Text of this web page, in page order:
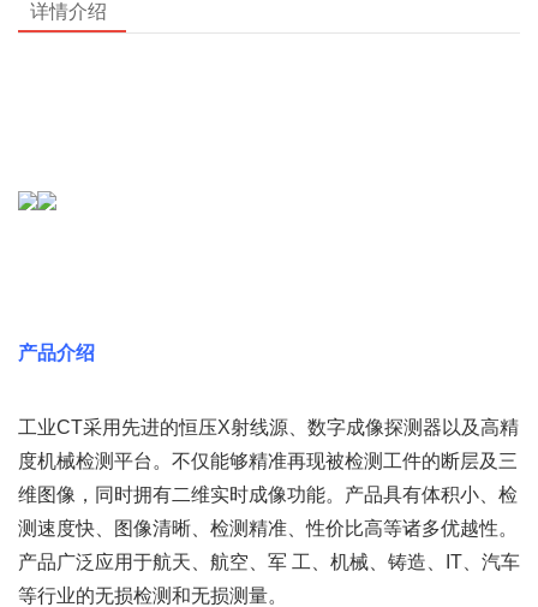
详情介绍
产品介绍
工业CT采用先进的恒压X射线源、数字成像探测器以及高精
度机械检测平台。不仅能够精准再现被检测工件的断层及三
维图像，同时拥有二维实时成像功能。产品具有体积小、检
测速度快、图像清晰、检测精准、性价比高等诸多优越性。
产品广泛应用于航天、航空、军 工、机械、铸造、IT、汽车
等行业的无损检测和无损测量。